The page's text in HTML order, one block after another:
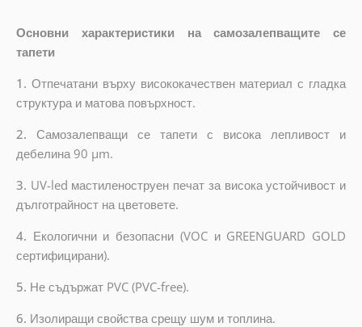
Основни характеристики на самозалепващите се
тапети
1. Отпечатани върху висококачествен материал с гладка
структура и матова повърхност.
2. Самозалепващи се тапети с висока лепливост и
дебелина 90 µm.
3. UV-led мастиленоструен печат за висока устойчивост и
дълготрайност на цветовете.
4. Екологични и безопасни (VOC и GREENGUARD GOLD
сертифицирани).
5. Не съдържат PVC (PVC-free).
6. Изолиращи свойства срещу шум и топлина.